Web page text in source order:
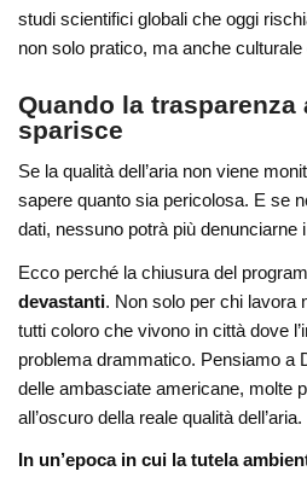
studi scientifici globali che oggi
non solo pratico, ma anche
Quando la trasparenza
sparisce
Se la qualità dell’aria non viene
sapere quanto sia pericolosa. E se
dati, nessuno potrà più denunciarne
Ecco perché la chiusura del
devastanti. Non solo per chi lavora
tutti coloro che vivono in città dove
problema drammatico. Pensiamo a
delle ambasciate americane, molte
all’oscuro della reale qualità dell’aria.
In un’epoca in cui la tutela